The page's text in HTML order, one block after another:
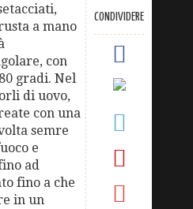
CONDIVIDERE
a mano
con
gradi. Nel
di uovo,
con una
semre
e
ad
fino a che
in un